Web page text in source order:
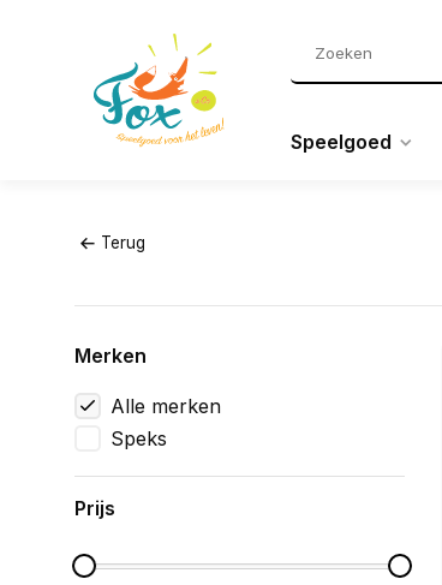
Speelgoed
Terug
Merken
Alle merken
Speks
Prijs